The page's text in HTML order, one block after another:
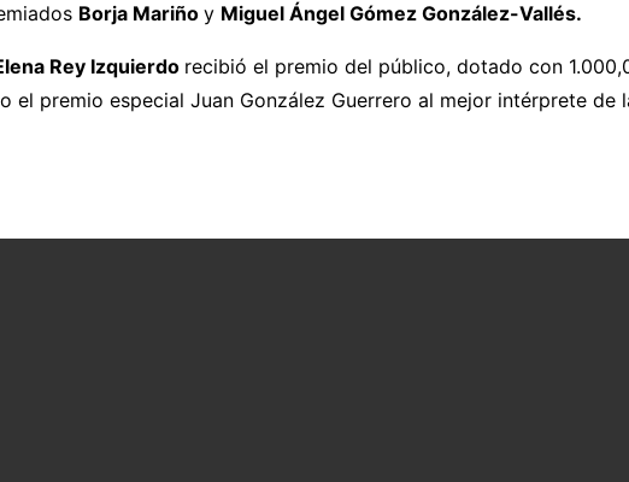
Borja Mariño y Miguel Ángel Gómez González-Vallés.
Rey Izquierdo recibió el premio del público, dotado con
el premio especial Juan González Guerrero al mejor intérprete